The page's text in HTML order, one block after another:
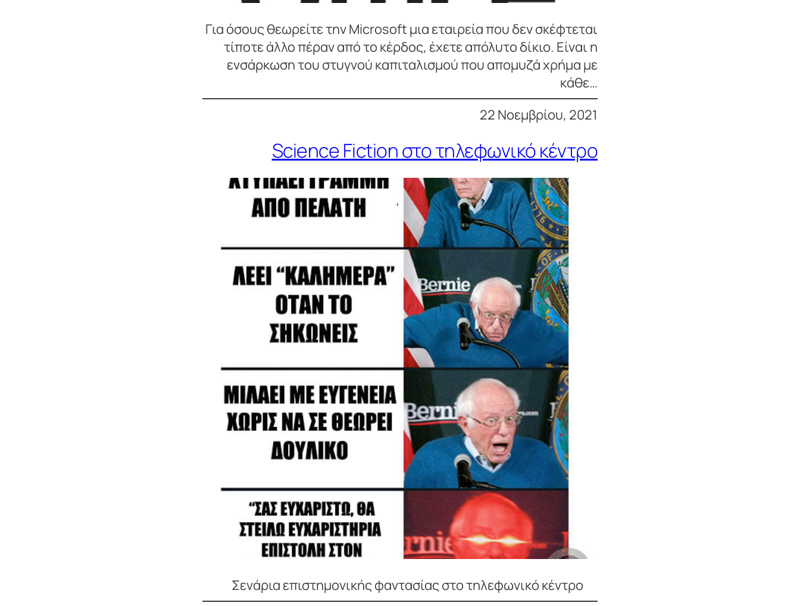
Για όσους θεωρείτε την Microsoft μια εταιρεία που δεν σκέφτεται
τίποτε άλλο πέραν από το κέρδος, έχετε απόλυτο δίκιο. Είναι η
ενσάρκωση του στυγνού καπιταλισμού που απομυζά χρήμα με
κάθε…
22 Νοεμβρίου, 2021
Science Fiction στο τηλεφωνικό κέντρο
Σενάρια επιστημονικής φαντασίας στο τηλεφωνικό κέντρο